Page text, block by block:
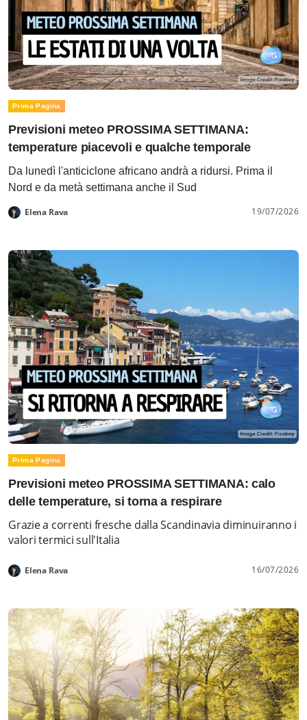
Prima Pagina
Previsioni meteo PROSSIMA SETTIMANA:
temperature piacevoli e qualche temporale
Da lunedì l'anticiclone africano andrà a ridursi. Prima il
Nord e da metà settimana anche il Sud
Elena Rava 19/07/2026
Prima Pagina
Previsioni meteo PROSSIMA SETTIMANA: calo
delle temperature, si torna a respirare
Grazie a correnti fresche dalla Scandinavia diminuiranno i
valori termici sull'Italia
Elena Rava 16/07/2026